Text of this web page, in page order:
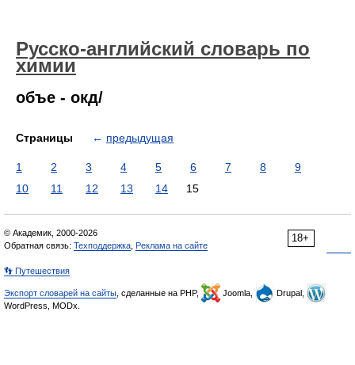
Русско-английский словарь по
химии
объе - окд/
Страницы ← предыдущая
1 2 3 4 5 6 7 8
9
10
11 12 13 14 15
18+
© Академик, 2000-2026
Обратная связь: Техподдержка Реклама на сайте
👣 Путешествия
Экспорт словарей на сайты , сделанные на PHP, Joomla,
Drupal,
WordPress, MODx.